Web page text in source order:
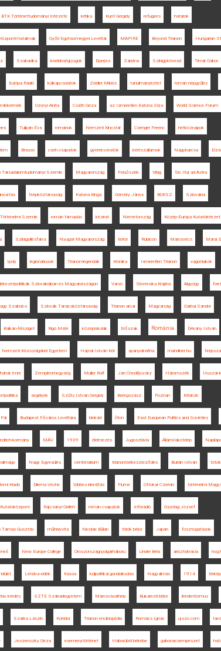
BTK Történettudományi Intézete kritika Kunt Gergely refugees határok
Központi hatalmak Győri Egyházmegyei Levéltár MAPIRE Beyond Trianon Hungarian
Szabadka kisebbségi jogok Eperjes Zalatna Szilágykövesd Timár Gábor
Európa Rádió külkapcsolatok Zeidler Miklós tanulmánykötet román népgyűlés
Uzonyi Anita Csáth Géza az Ismeretlen Katona Sírja World Science Forum
Tulipán Éva románok Nemzeti Kincstár Csenger Ferenc hétköznapok
Brassó cseh csapatok gyerekvonatok kérészállamok Nagybarcsa
Társadalomtudományi Szemle Magyarország Felsőszék Világ Sic Itur ad Astra
Népköztársaság Katona Kinga Gömöry János BUKSZ Szlovákia
Történelmi Szemle román támadás kézirat Németország Közép-Európa Kutatóintézet
Szilágyillésfalva Nyugat-Magyarország terror Rubicon Marosvécs Márai
Ipoly legionáriusok Trianon-legendák Krónika Ismeretlen Trianon vagonlakók
Szlovákiában és Magyarországon Varsó Slovenska Krajina Algyógy
Szabolcs Szlovák Tanácsköztársaság Trianon arcai Magyarság Garbai Sándor
Balkán-félsziget Rigó Máté középiskolák Erőszak Románia Dékány István
Nemzeti Közszolgálati Egyetem Hajnal István Kör spanyolnátha mandiner.hu
Imre Zempléni-hegység Müller Rolf Jan Chodějovský Háromszék Huszár-
segélyek Szűts István Gergely Beregszász Poznan Miskolc
Budapest Főváros Levéltára blokád Úton East European Politics and Societies
kormány MÁV 1939 élelmezés Jugoszlávia Állami lakótelep
Nagy Egyesülés centenárium trianoni békeszerződés Burián István tótok
Kiadó Dilema Veche többes identitás Fiume Ottokar Czernin történelmi
Rajcsányi Gellért román csapatok Inforádió Gazdag József
Tamás Gusztáv műhelyvita Nicolae Bălan török béke Japán fosztogatások
New Europe College Oroszországi polgárháború Linder Béla arisztokrácia
Lendva-vidék Kassa külpolitikai gondolkodás Nagyalmás 1914
kérdés SZTE Szabadegyetem Marosvásárhely Bukaresti béke irredentizmus
Szarka László Korridor Trianon enciklopédia Romsics Ignác ujszo.com
Jeszenszky Géza eseménytörténet Háborúból békébe gabonacsempészet